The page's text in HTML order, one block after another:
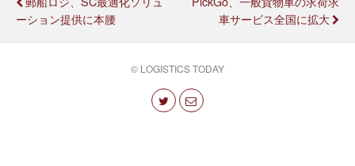
ーション提供に本腰
車サービス全国に拡大
© LOGISTICS TODAY